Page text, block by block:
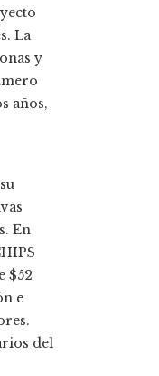
La
y
años,
En
$52
e
del